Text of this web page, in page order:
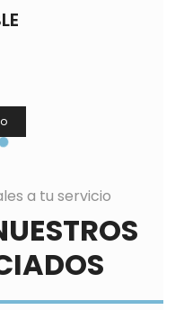
a tu servicio